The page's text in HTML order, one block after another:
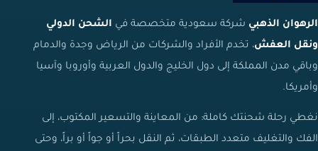
الرهوان الذهبي شركة سعودية متخصصة في الشحن الدولي
ونقل العفش، تخدم الأفراد والشركات من الرياض وجدة والدمام
وباقي مدن المملكة إلى دول الخليج والدول العربية وأوروبا وآسيا
وأمريكا.
نغطي رحلة شحنتك كاملة: من المعاينة والتسعير المكتوب، إلى
الفك والتغليف متعدد الطبقات، ثم النقل بحراً أو جواً أو براً، وحتى